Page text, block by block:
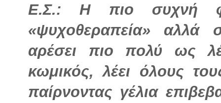
Ε.Σ.:Η πιο συχνή
«ψυχοθεραπεία» αλλά
αρέσει πιο πολύ ως
κωμικός, λέει όλους
παίρνοντας γέλια